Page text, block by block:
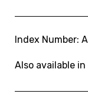
Index Number:
Also available in